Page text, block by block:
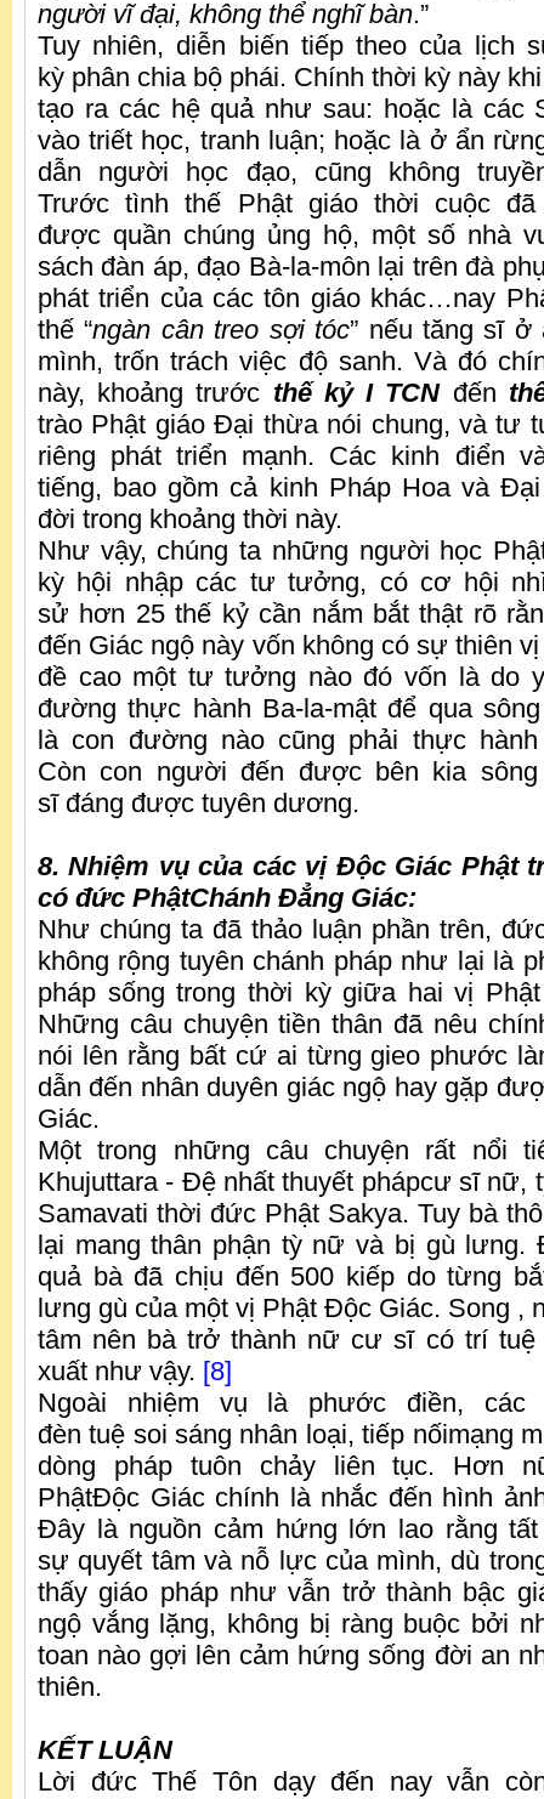
người vĩ đại, không thể nghĩ bàn.”
Tuy nhiên, diễn biến tiếp theo của lịch
kỳ phân chia bộ phái. Chính thời kỳ này
tạo ra các hệ quả như sau: hoặc là các
vào triết học, tranh luận; hoặc là ở ẩn
dẫn người học đạo, cũng không
Trước tình thế Phật giáo thời cuộc
được quần chúng ủng hộ, một số nhà
sách đàn áp, đạo Bà-la-môn lại trên đà
phát triển của các tôn giáo khác…nay
thế “ngàn cân treo sợi tóc” nếu tăng sĩ ở
mình, trốn trách việc độ sanh. Và đó
này, khoảng trước thế kỷ I TCNđến
trào Phật giáo Đại thừa nói chung, và tư
riêng phát triển mạnh. Các kinh điển
tiếng, bao gồm cả kinh Pháp Hoa và
đời trong khoảng thời này.
Như vậy, chúng ta những người học
kỳ hội nhập các tư tưởng, có cơ hội
sử hơn 25 thế kỷ cần nắm bắt thật rõ
đến Giác ngộ này vốn không có sự thiên
đề cao một tư tưởng nào đó vốn là do
đường thực hành Ba-la-mật để qua
là con đường nào cũng phải thực
Còn con người đến được bên kia
sĩ đáng được tuyên dương.
8. Nhiệm vụ của các vị Độc Giác Phật
có đức PhậtChánh Đẳng Giác:
Như chúng ta đã thảo luận phần trên,
không rộng tuyên chánh pháp như lại là
pháp sống trong thời kỳ giữa hai vị
Những câu chuyện tiền thân đã nêu
nói lên rằng bất cứ ai từng gieo phước
dẫn đến nhân duyên giác ngộ hay gặp
Giác.
Một trong những câu chuyện rất nổi
Khujuttara - Đệ nhất thuyết phápcư sĩ nữ,
Samavati thời đức Phật Sakya. Tuy bà
lại mang thân phận tỳ nữ và bị gù lưng.
quả bà đã chịu đến 500 kiếp do từng
lưng gù của một vị Phật Độc Giác. Song ,
tâm nên bà trở thành nữ cư sĩ có trí tuệ
xuất như vậy. [8]
Ngoài nhiệm vụ là phước điền, các
đèn tuệ soi sáng nhân loại, tiếp nốimạng
dòng pháp tuôn chảy liên tục. Hơn
PhậtĐộc Giác chính là nhắc đến hình
Đây là nguồn cảm hứng lớn lao rằng
sự quyết tâm và nỗ lực của mình, dù
thấy giáo pháp như vẫn trở thành bậc
ngộ vắng lặng, không bị ràng buộc bởi
toan nào gợi lên cảm hứng sống đời an
thiên.
KẾT LUẬN
Lời đức Thế Tôn dạy đến nay vẫn